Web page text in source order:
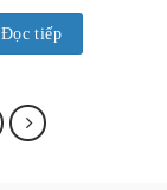
Đọc tiếp